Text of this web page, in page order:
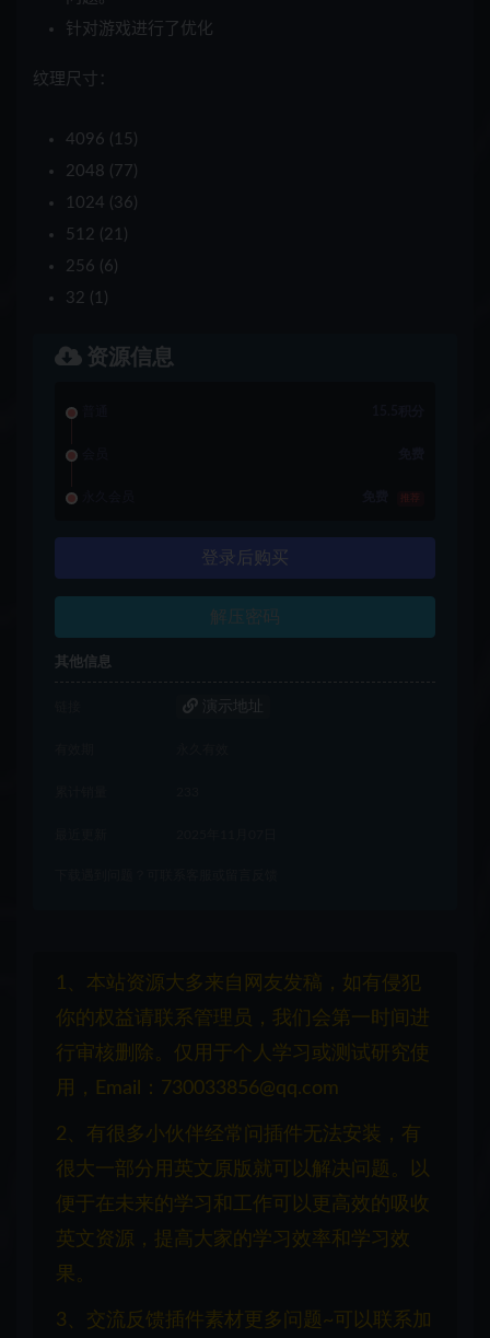
针对游戏进行了优化
纹理尺寸：
4096 (15)
2048 (77)
1024 (36)
512 (21)
256 (6)
32 (1)
资源信息
推荐
登录后购买
解压密码
其他信息
演示地址
1、本站资源大多来自网友发稿，如有侵犯
你的权益请联系管理员，我们会第一时间进
行审核删除。仅用于个人学习或测试研究使
用，Email：730033856@qq.com
2、有很多小伙伴经常问插件无法安装，有
很大一部分用英文原版就可以解决问题。以
便于在未来的学习和工作可以更高效的吸收
英文资源，提高大家的学习效率和学习效
果。
3、交流反馈插件素材更多问题~可以联系加